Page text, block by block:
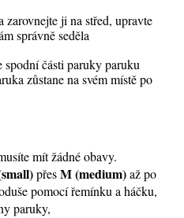
zarovnejte ji na střed, upravte
správně seděla
spodní části paruky paruku
zůstane na svém místě po
mít žádné obavy.
přesM (medium)až po
pomocí řemínku a háčku,
paruky,